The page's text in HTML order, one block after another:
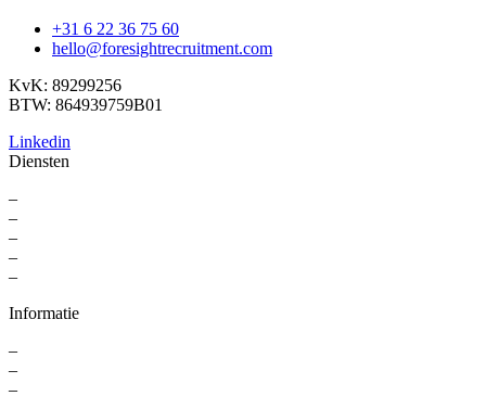
+31 6 22 36 75 60
hello@foresightrecruitment.com
KvK: 89299256
BTW: 864939759B01
Linkedin
Diensten
–
–
–
–
–
Informatie
–
–
–